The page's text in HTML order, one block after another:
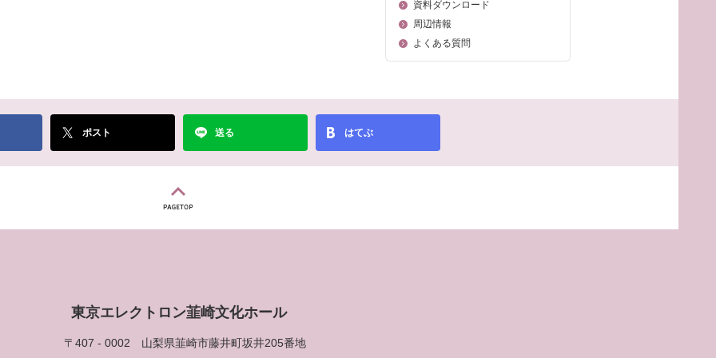
資料ダウンロード
周辺情報
よくある質問
ポスト 送る はてぶ
東京エレクトロン韮崎文化ホール
〒407 - 0002 山梨県韮崎市藤井町坂井205番地